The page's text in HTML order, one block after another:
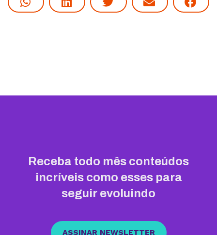
Receba todo mês conteúdos
incríveis como esses para
seguir evoluindo
ASSINAR NEWSLETTER